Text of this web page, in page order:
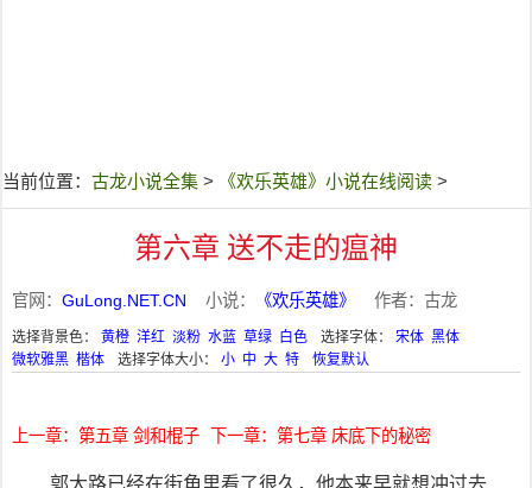
当前位置： 古龙小说全集 > 《欢乐英雄》小说在线阅读 >
第六章 送不走的瘟神
官网： GuLong.NET.CN 小说： 《欢乐英雄》 作者：古龙
选择背景色： 黄橙 洋红 淡粉 水蓝 草绿 白色 选择字体： 宋体 黑体
微软雅黑 楷体 选择字体大小： 小 中 大 特 恢复默认
上一章：第五章 剑和棍子 下一章：第七章 床底下的秘密
郭大路已经在街角里看了很久，他本来早就想冲过去